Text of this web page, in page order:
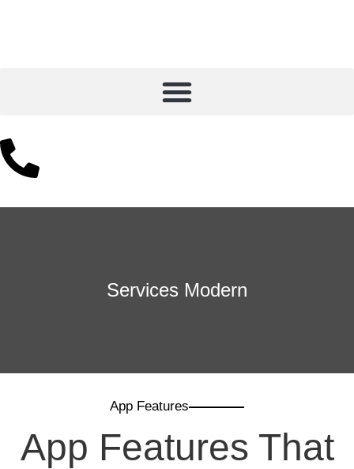
Services Modern
App Features
App Features That